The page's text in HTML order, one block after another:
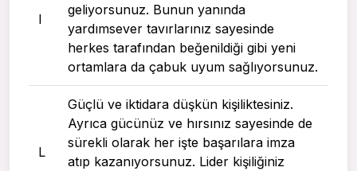
I
geliyorsunuz. Bunun yanında
yardımsever tavırlarınız sayesinde
herkes tarafından beğenildiği gibi yeni
ortamlara da çabuk uyum sağlıyorsunuz.
L
Güçlü ve iktidara düşkün kişiliktesiniz.
Ayrıca gücünüz ve hırsınız sayesinde de
sürekli olarak her işte başarılara imza
atıp kazanıyorsunuz. Lider kişiliğiniz